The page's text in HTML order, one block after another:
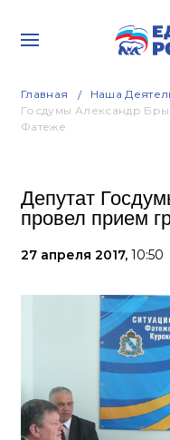
Главная Наша
Госдумы Александр
Фатеже
Депутат
провел прием
27 апреля 2017, 10:50